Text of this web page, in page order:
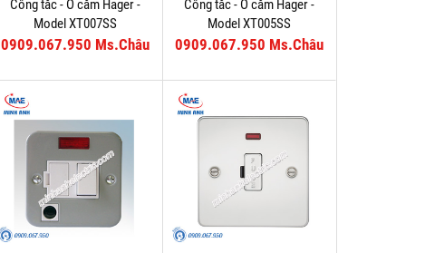
Công tắc - Ổ cắm Hager -
Model XT007SS
0909.067.950 Ms.Châu
Công tắc - Ổ cắm Hager -
Model XT005SS
0909.067.950 Ms.Châu